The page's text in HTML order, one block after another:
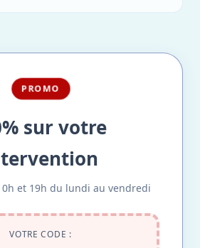
PROMO
sur votre
et 19h du lundi au vendredi
VOTRE CODE :